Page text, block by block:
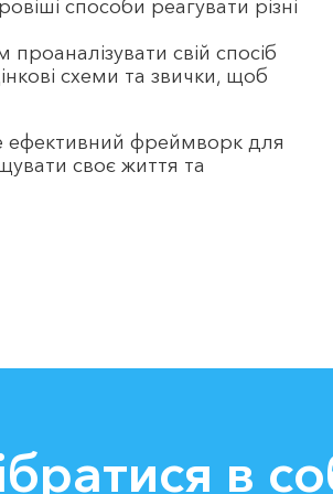
способи реагувати різні
свій спосіб
схеми та звички, щоб
ефективний фреймворк для
своє життя та
в